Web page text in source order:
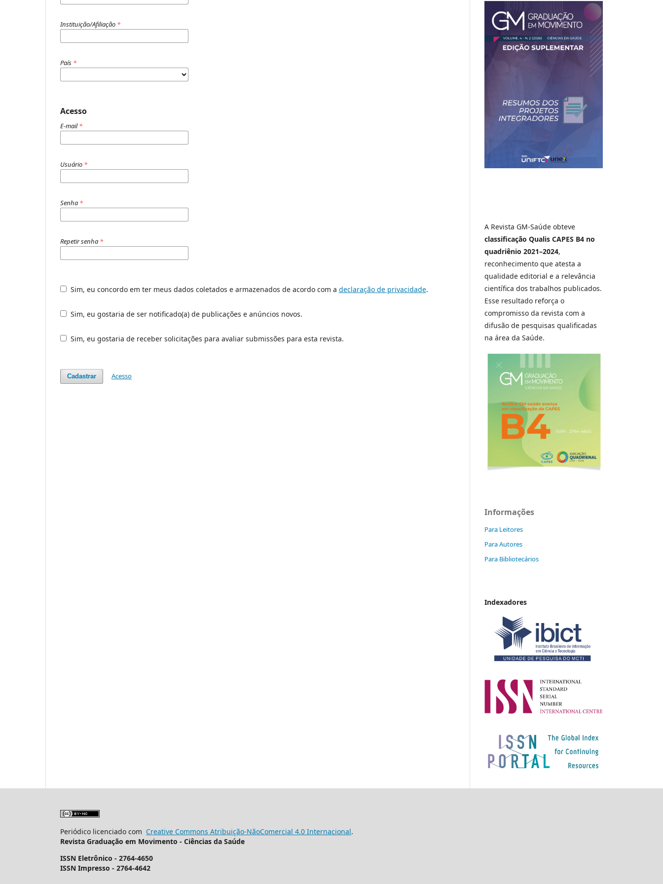
Instituição/Afiliação *
País *
Acesso
E-mail*
Usuário *
Senha *
Repetir senha *
Sim, eu concordo em ter meus dados coletados e armazenados de acordo com a declaração de privacidade.
Sim, eu gostaria de ser notificado(a) de publicações e anúncios novos.
Sim, eu gostaria de receber solicitações para avaliar submissões para esta revista.
Cadastrar Acesso
A Revista GM-Saúde obteve
classificação Qualis CAPES B4 no
quadriênio 2021–2024,
reconhecimento que atesta a
qualidade editorial e a relevância
científica dos trabalhos publicados.
Esse resultado reforça o
compromisso da revista com a
difusão de pesquisas qualificadas
na área da Saúde.
Informações
Para Leitores
Para Autores
Para Bibliotecários
Indexadores
Periódico licenciado com Creative Commons Atribuição-NãoComercial 4.0 Internacional.
Revista Graduação em Movimento - Ciências da Saúde
ISSN Eletrônico - 2764-4650
ISSN Impresso - 2764-4642